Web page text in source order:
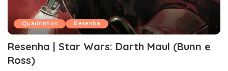
Quadrinhos Resenha
Resenha | Star Wars: Darth Maul (Bunn e
Ross)